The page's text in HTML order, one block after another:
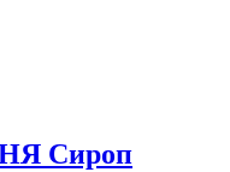
Сироп